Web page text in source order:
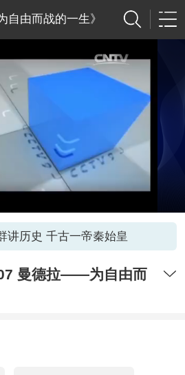
自由而战的一生》
讲历史 千古一帝秦始皇
曼德拉——为自由而